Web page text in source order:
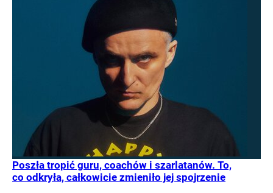
Poszła tropić guru, coachów i szarlatanów. To,
co odkryła, całkowicie zmieniło jej spojrzenie